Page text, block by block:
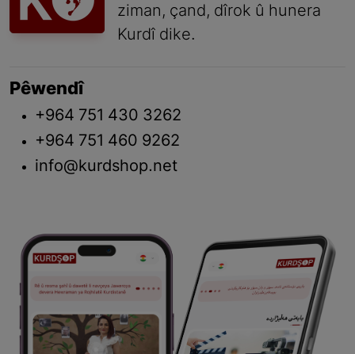
ziman, çand, dîrok û hunera
Kurdî dike.
Pêwendî
+964 751 430 3262
+964 751 460 9262
info@kurdshop.net